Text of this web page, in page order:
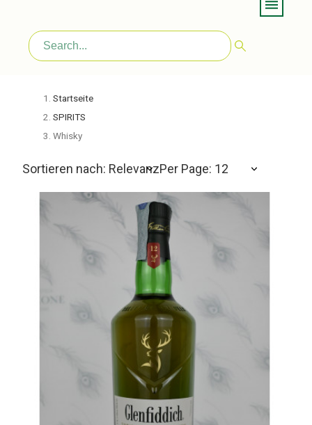
Startseite
SPIRITS
Whisky
Sortieren nach: RelevanzPer Page: 12